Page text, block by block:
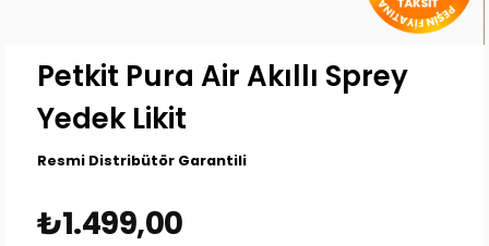
Petkit Pura Air Akıllı Sprey
Yedek Likit
Resmi Distribütör Garantili
₺1.499,00